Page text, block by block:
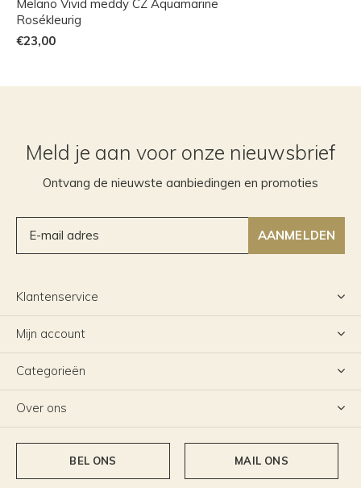
Melano Vivid meddy CZ Aquamarine
Rosékleurig
€23,00
Meld je aan voor onze nieuwsbrief
Ontvang de nieuwste aanbiedingen en promoties
AANMELDEN
Klantenservice
Mijn account
Categorieën
Over ons
BEL ONS MAIL ONS